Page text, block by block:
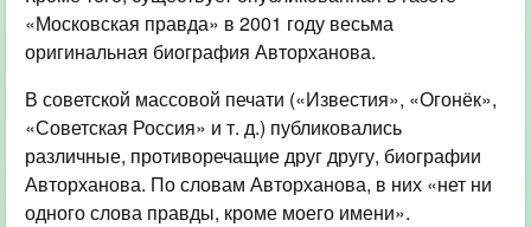
«Московская правда» в 2001 году весьма
оригинальная биография Авторханова.
В советской массовой печати («Известия», «Огонёк»,
«Советская Россия» и т. д.) публиковались
различные, противоречащие друг другу, биографии
Авторханова. По словам Авторханова, в них «нет ни
одного слова правды, кроме моего имени».